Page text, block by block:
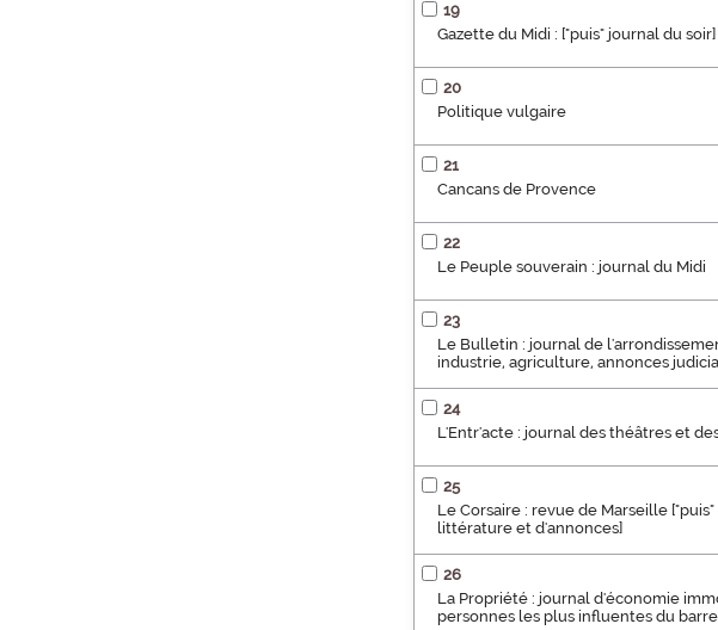
19
Gazette du Midi : ["puis" journal du soir]
20
Politique vulgaire
21
Cancans de Provence
22
Le Peuple souverain : journal du Midi
23
Le Bulletin : journal de
industrie, agriculture, annonces
24
L'Entr'acte : journal des théâtres et
25
Le Corsaire : revue de Marseille
littérature et d'annonces]
26
La Propriété : journal d'économie
personnes les plus influentes du